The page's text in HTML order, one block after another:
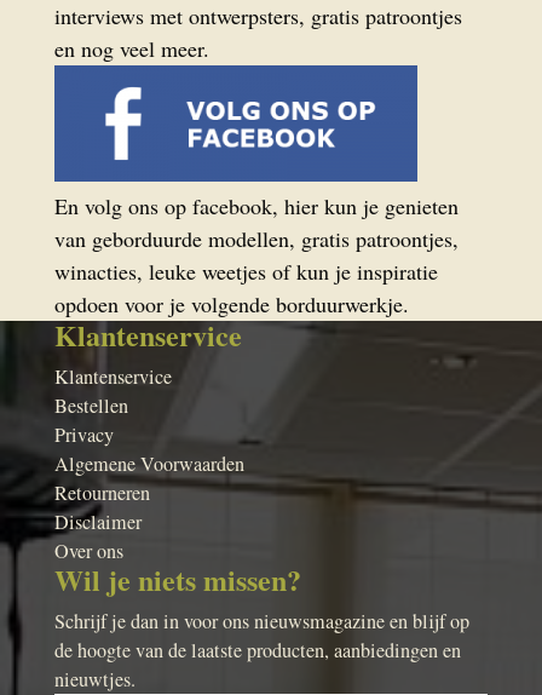
interviews met ontwerpsters, gratis patroontjes
en nog veel meer.
En volg ons op facebook, hier kun je genieten
van geborduurde modellen, gratis patroontjes,
winacties, leuke weetjes of kun je inspiratie
opdoen voor je volgende borduurwerkje.
Klantenservice
Klantenservice
Bestellen
Privacy
Algemene Voorwaarden
Retourneren
Disclaimer
Over ons
Wil je niets missen?
Schrijf je dan in voor ons nieuwsmagazine en blijf op
de hoogte van de laatste producten, aanbiedingen en
nieuwtjes.